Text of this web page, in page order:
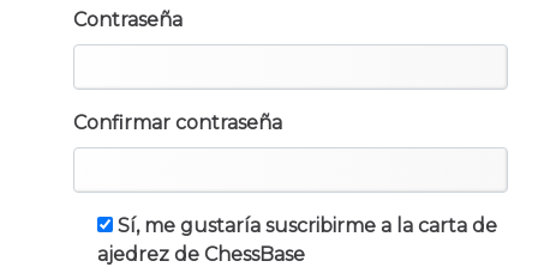
Contraseña
Confirmar contraseña
Sí, me gustaría suscribirme a la carta de
ajedrez de ChessBase